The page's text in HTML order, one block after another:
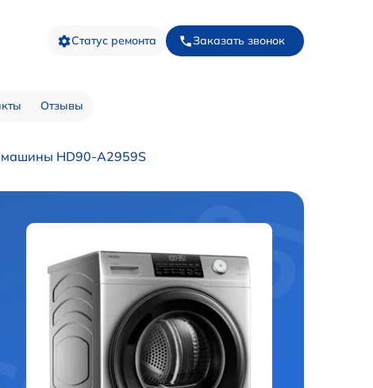
Статус ремонта Заказать звонок
Отзывы
HD90-A2959S